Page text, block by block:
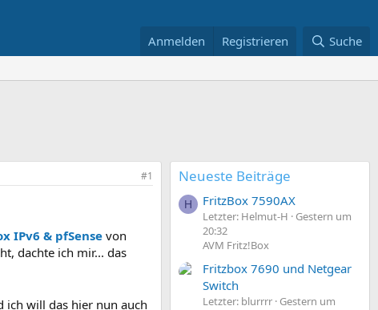
Anmelden Registrieren Suche
#1
IPv6 & pfSense von
dachte ich mir... das
ich will das hier nun auch
Neueste Beiträge
H FritzBox 7590AX
Letzter: Helmut-H
Gestern um
20:32
AVM Fritz!Box
Fritzbox 7690 und Netgear
Switch
Letzter: blurrrr Gestern um